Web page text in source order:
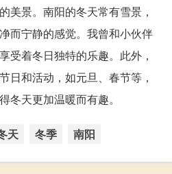
美景。南阳的冬天常有雪景，
而宁静的感觉。我曾和小伙伴
受着冬日独特的乐趣。此外，
日和活动，如元旦、春节等，
冬天更加温暖而有趣。
天 冬季 南阳